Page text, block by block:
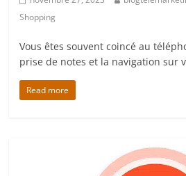
Shopping
Vous êtes souvent coincé au
prise de notes et la navigation sur
Read more